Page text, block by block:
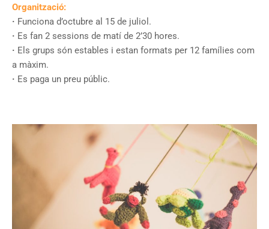
Organització:
· Funciona d’octubre al 15 de juliol.
· Es fan 2 sessions de matí de 2’30 hores.
· Els grups són estables i estan formats per 12 famílies com
a màxim.
· Es paga un preu públic.